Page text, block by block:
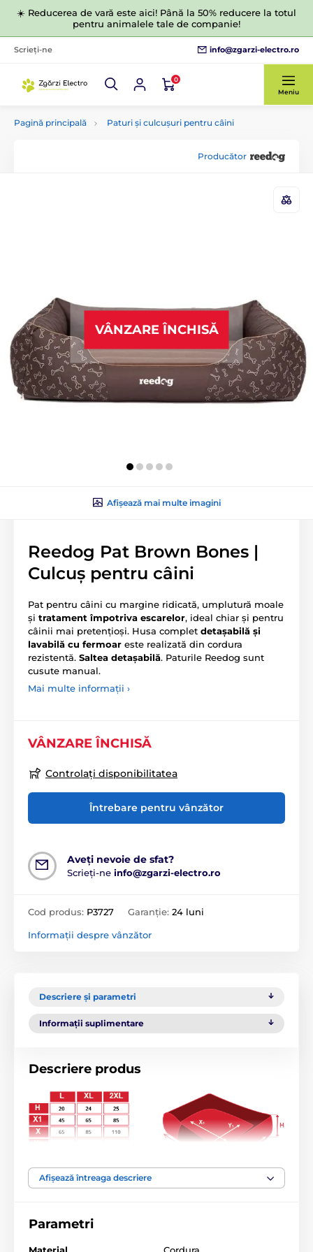
☀️ Reducerea de vară este aici! Până la 50% reducere la totul
pentru animalele tale de companie!
Scrieți-ne info@zgarzi-electro.ro
0
Meniu
Pagină principală Paturi și culcușuri pentru câini
Producător
VÂNZARE ÎNCHISĂ
Afișează mai multe imagini
Reedog Pat Brown Bones |
Culcuș pentru câini
Pat pentru câini cu margine ridicată, umplutură moale
și tratament împotriva escarelor, ideal chiar și pentru
câinii mai pretențioși. Husa complet detașabilă și
lavabilă cu fermoar este realizată din cordura
rezistentă. Saltea detașabilă. Paturile Reedog sunt
cusute manual.
Mai multe informații ›
VÂNZARE ÎNCHISĂ
Controlați disponibilitatea
Întrebare pentru vânzător
Aveți nevoie de sfat?
Scrieți-ne info@zgarzi-electro.ro
Cod produs: P3727 Garanție: 24 luni
Informații despre vânzător
Descriere și parametri
Informații suplimentare
Descriere produs
Pat pentru câini cu margine ridicată, umplutură moale
câinii mai pretențioși. Husa complet
lavabilă cu fermoar
Afișează întreaga descriere
Parametri